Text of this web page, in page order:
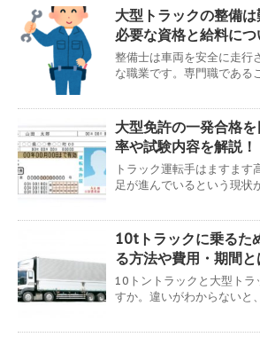
大型トラックの整備
必要な資格と給料につ
整備士は車両を安全に走行
な職業です。専門職である
大型免許の一発合格
率や試験内容を解説！
トラック運転手はますます
足が進んでいるという現状
10tトラックに乗るた
る方法や費用・期間と
10トントラックと大型トラ
すか。違いがわからないと